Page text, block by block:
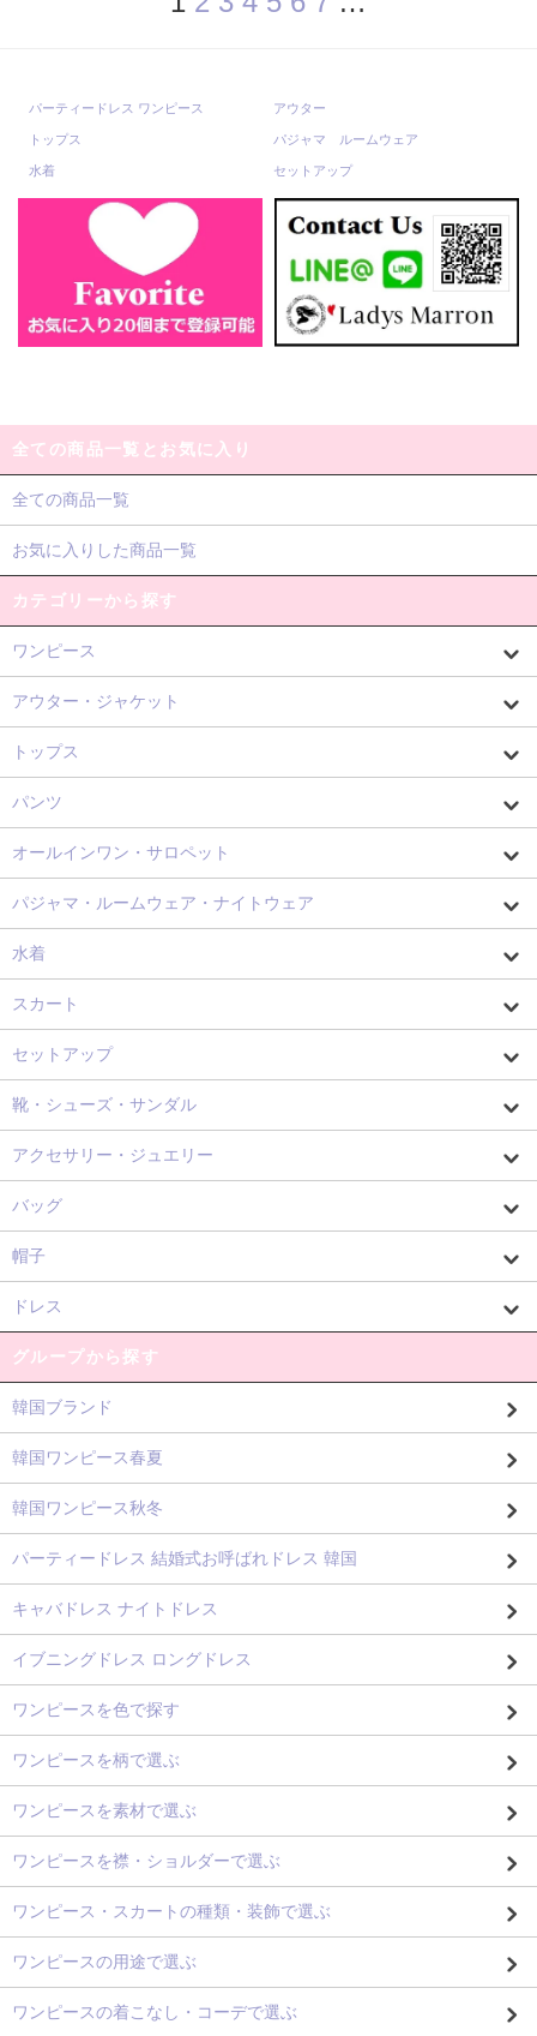
パーティードレス ワンピース アウター
トップス パジャマ ルームウェア
水着 セットアップ
全ての商品一覧とお気に入り
全ての商品一覧
お気に入りした商品一覧
カテゴリーから探す
ワンピース
アウター・ジャケット
トップス
パンツ
オールインワン・サロペット
パジャマ・ルームウェア・ナイトウェア
水着
スカート
セットアップ
靴・シューズ・サンダル
アクセサリー・ジュエリー
バッグ
帽子
ドレス
グループから探す
韓国ブランド
韓国ワンピース春夏
韓国ワンピース秋冬
パーティードレス 結婚式お呼ばれドレス 韓国
キャバドレス ナイトドレス
イブニングドレス ロングドレス
ワンピースを色で探す
ワンピースを柄で選ぶ
ワンピースを素材で選ぶ
ワンピースを襟・ショルダーで選ぶ
ワンピース・スカートの種類・装飾で選ぶ
ワンピースの用途で選ぶ
ワンピースの着こなし・コーデで選ぶ